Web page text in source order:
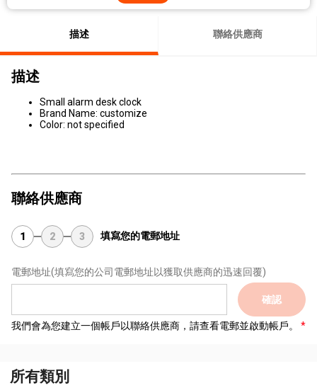
描述 聯絡供應商
描述
Small alarm desk clock
Brand Name: customize
Color: ​not specified
聯絡供應商
1 2 3 填寫您的電郵地址
電郵地址(填寫您的公司電郵地址以獲取供應商的迅速回覆)
確認
我們會為您建立一個帳戶以聯絡供應商，請查看電郵並啟動帳戶。
所有類別